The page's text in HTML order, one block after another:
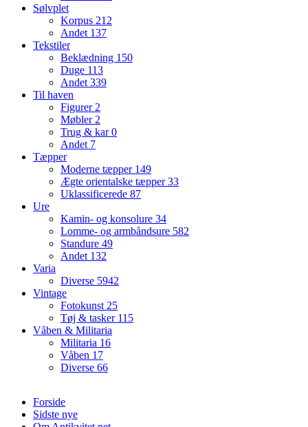
Sølvplet
Korpus 212
Andet 137
Tekstiler
Beklædning 150
Duge 113
Andet339
Til haven
Figurer2
Møbler2
Trug & kar0
Andet 7
Tæpper
Moderne tæpper 149
Ægte orientalske tæpper33
Uklassificerede 87
Ure
Kamin- og konsolure 34
Lomme- og armbåndsure 582
Standure 49
Andet 132
Varia
Diverse 5942
Vintage
Fotokunst25
Tøj & tasker 115
Våben & Militaria
Militaria 16
Våben 17
Diverse 66
Forside
Sidste nye